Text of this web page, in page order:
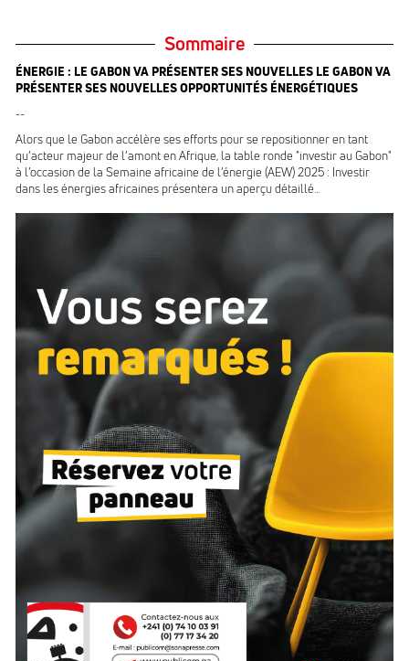
Sommaire
ÉNERGIE : LE GABON VA PRÉSENTER SES NOUVELLES LE GABON VA
PRÉSENTER SES NOUVELLES OPPORTUNITÉS ÉNERGÉTIQUES
--
Alors que le Gabon accélère ses efforts pour se repositionner en tant
qu’acteur majeur de l’amont en Afrique, la table ronde "investir au Gabon"
à l’occasion de la Semaine africaine de l’énergie (AEW) 2025 : Investir
dans les énergies africaines présentera un aperçu détaillé...